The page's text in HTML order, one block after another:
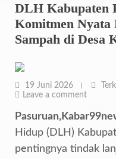
DLH Kabupaten
Komitmen Nyata
Sampah di Desa
19 Juni 2026
Leave a comment
Hidup (DLH)
pentingnya tindak